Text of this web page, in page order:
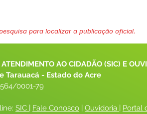
para localizar a publicação oficial.
ATENDIMENTO AO CIDADÃO (SIC) E
Tarauacá - Estado do Acre
0001-79
SIC | Fale Conosco | Ouvidoria | Portal